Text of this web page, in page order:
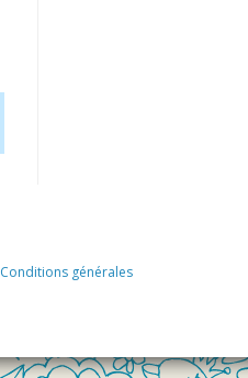
Conditions générales